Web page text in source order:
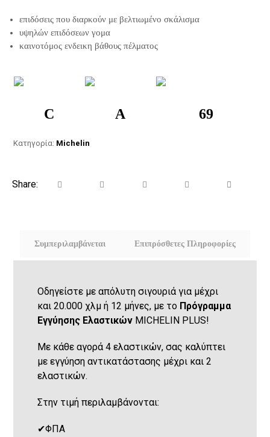
επιδόσεις που διαρκούν με βελτιωμένο σκάλισμα
υψηλών επιδόσεων γομα
καινοτόμος ενδεικη βάθους πέλματος
C A 69
Κατηγορία: Michelin
Συμπεριλαμβάνεται Επιπρόσθετες Πληροφορίες
Οδηγείστε με απόλυτη σιγουριά για μέχρι
και 20.000 χλμ ή 12 μήνες, με το Πρόγραμμα
Εγγύησης Ελαστικών MICHELIN PLUS!
Με κάθε αγορά 4 ελαστικών, σας καλύπτει
με εγγύηση αντικατάστασης μέχρι και 2
ελαστικών.
Στην τιμή περιλαμβάνονται:
✔ΦΠΑ